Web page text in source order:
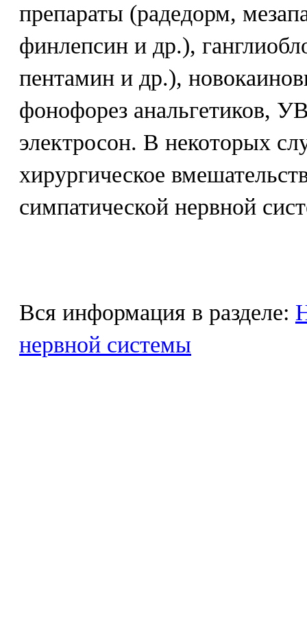
препараты (радедорм,
финлепсин и др.),
пентамин и др.),
фонофорез анальгетиков,
электросон. В некоторых
хирургическое
симпатической нервной
Вся информация в разделе:
нервной системы